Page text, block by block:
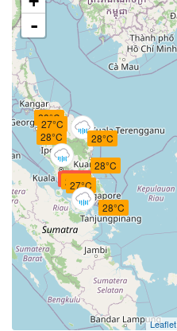
30°C
30°C
28°C
28°C
27°C
28°C
28°C
28°C
27°C
28°C
-
Leaflet